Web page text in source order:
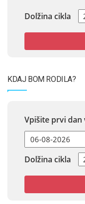
Dolžina cikla
KDAJ BOM RODILA?
Vpišite prvi dan
Dolžina cikla